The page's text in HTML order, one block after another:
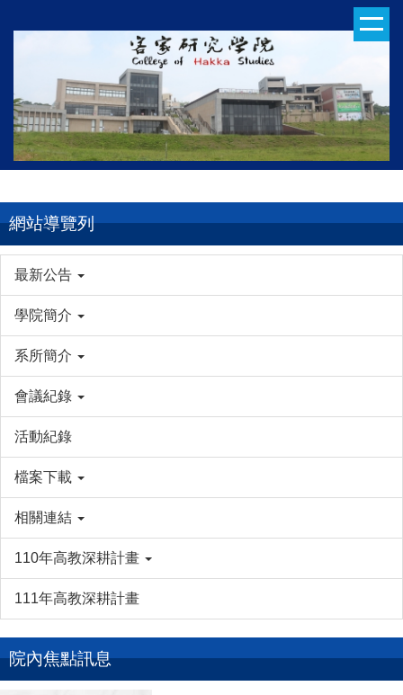
到
內
容
區
網站導覽列
最新公告
學院簡介
系所簡介
會議紀錄
活動紀錄
檔案下載
相關連結
110年高教深耕計畫
111年高教深耕計畫
院內焦點訊息